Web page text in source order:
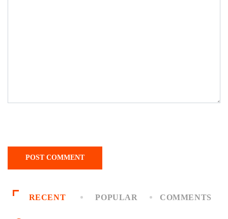
RECENT POPULAR COMMENTS